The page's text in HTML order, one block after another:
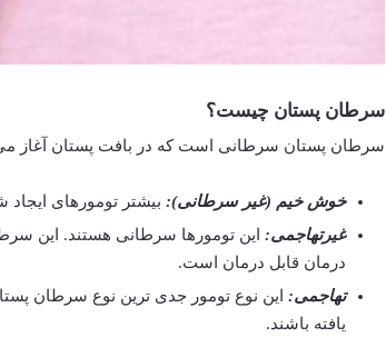
سرطان پستان چیست؟
سرطان پستان سرطانی است که در بافت پستان آغاز
خوش خیم (غیر سرطانی): بیشتر تومورهای
غیرتهاجمی: این تومورها سرطانی هستند. این
درمان قابل درمان است.
تهاجمی: این نوع تومور جدی ترین نوع سرطان
یافته باشند.